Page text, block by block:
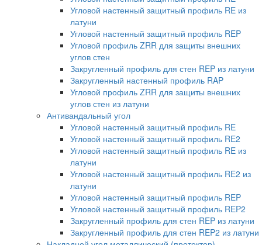
Угловой настенный защитный профиль RE из
латуни
Угловой настенный защитный профиль REP
Угловой профиль ZRR для защиты внешних
углов стен
Закругленный профиль для стен REP из латуни
Закругленный настенный профиль RAP
Угловой профиль ZRR для защиты внешних
углов стен из латуни
Антивандальный угол
Угловой настенный защитный профиль RE
Угловой настенный защитный профиль RE2
Угловой настенный защитный профиль RE из
латуни
Угловой настенный защитный профиль RE2 из
латуни
Угловой настенный защитный профиль REP
Угловой настенный защитный профиль REP2
Закругленный профиль для стен REP из латуни
Закругленный профиль для стен REP2 из латуни